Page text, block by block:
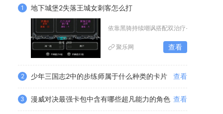
1 地下城堡2失落王城女刺客怎么打
依靠黑骑持续嘲讽搭配双治疗+控制法师
聚乐网 查看
2 少年三国志2中的步练师属于什么种类的卡片 查看
3 漫威对决最强卡包中含有哪些超凡能力的角色 查看